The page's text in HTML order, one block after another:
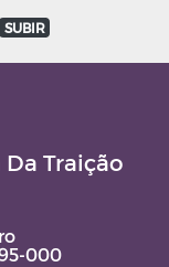
Anual
SUBIR
Traição
000